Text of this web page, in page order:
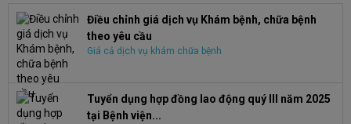
Điều chỉnh giá dịch vụ Khám bệnh, chữa bệnh
theo yêu cầu
Giá cả dịch vụ khám chữa bệnh
Tuyển dụng hợp đồng lao động quý III năm 2025
tại Bệnh viện...